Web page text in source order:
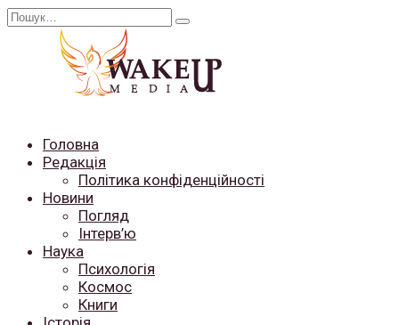
Перейти
Search
Головна
Редакція
Політика конфіденційності
Новини
Погляд
Інтерв’ю
Наука
Психологія
Космос
Книги